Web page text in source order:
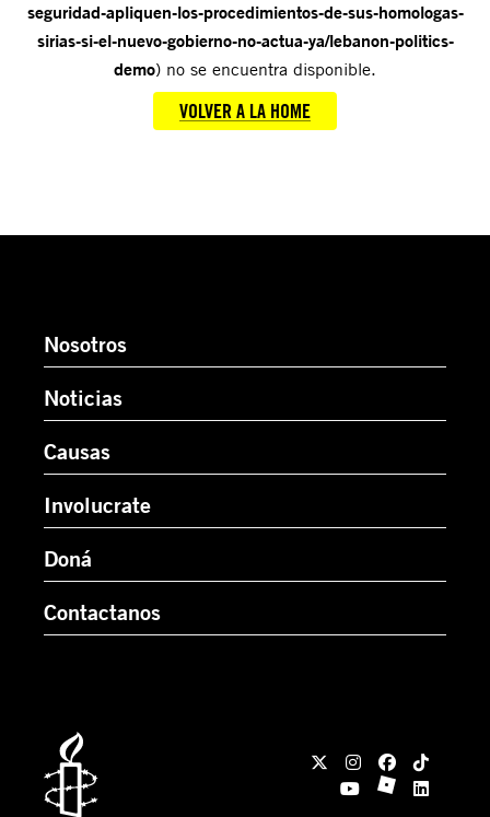
seguridad-apliquen-los-procedimientos-de-sus-homologas-
sirias-si-el-nuevo-gobierno-no-actua-ya/lebanon-politics-
demo) no se encuentra disponible.
VOLVER A LA HOME
Nosotros
Noticias
Causas
Involucrate
Doná
Contactanos